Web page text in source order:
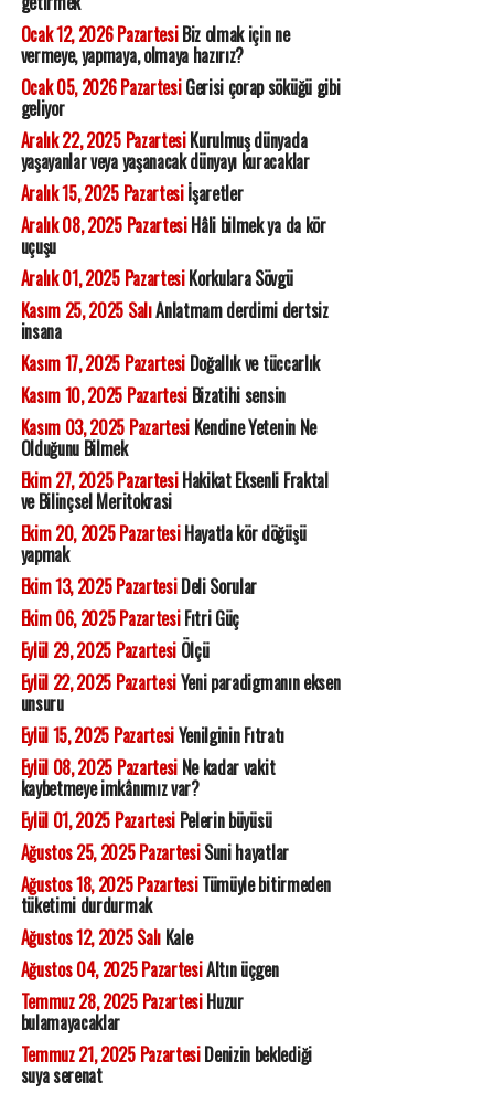
Ocak 12, 2026 PazartesiBiz olmak için ne
vermeye, yapmaya, olmaya hazırız?
Ocak 05, 2026 PazartesiGerisi çorap söküğü gibi
geliyor
Aralık 22, 2025 PazartesiKurulmuş dünyada
yaşayanlar veya yaşanacak dünyayı kuracaklar
Aralık 15, 2025 Pazartesiİşaretler
Aralık 08, 2025 PazartesiHâli bilmek ya da kör
uçuşu
Aralık 01, 2025 PazartesiKorkulara Sövgü
Kasım 25, 2025 SalıAnlatmam derdimi dertsiz
insana
Kasım 17, 2025 PazartesiDoğallık ve tüccarlık
Kasım 10, 2025 PazartesiBizatihi sensin
Kasım 03, 2025 PazartesiKendine Yetenin Ne
Olduğunu Bilmek
Ekim 27, 2025 PazartesiHakikat Eksenli Fraktal
ve Bilinçsel Meritokrasi
Ekim 20, 2025 PazartesiHayatla kör döğüşü
yapmak
Ekim 13, 2025 PazartesiDeli Sorular
Ekim 06, 2025 PazartesiFıtri Güç
Eylül 29, 2025 PazartesiÖlçü
Eylül 22, 2025 PazartesiYeni paradigmanın eksen
unsuru
Eylül 15, 2025 PazartesiYenilginin Fıtratı
Eylül 08, 2025 PazartesiNe kadar vakit
kaybetmeye imkânımız var?
Eylül 01, 2025 PazartesiPelerin büyüsü
Ağustos 25, 2025 PazartesiSuni hayatlar
Ağustos 18, 2025 PazartesiTümüyle bitirmeden
tüketimi durdurmak
Ağustos 12, 2025 SalıKale
Ağustos 04, 2025 PazartesiAltın üçgen
Temmuz 28, 2025 PazartesiHuzur
bulamayacaklar
Temmuz 21, 2025 PazartesiDenizin beklediği
suya serenat